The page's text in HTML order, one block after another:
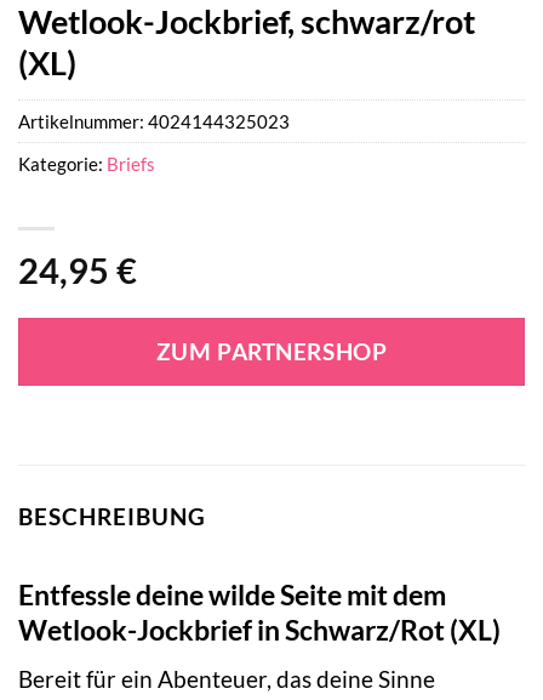
Wetlook-Jockbrief, schwarz/rot
(XL)
24,95 €
ZUM PARTNERSHOP
Artikelnummer: 4024144325023
Kategorie: Briefs
BESCHREIBUNG
Entfessle deine wilde Seite mit dem
Wetlook-Jockbrief in Schwarz/Rot (XL)
Bereit für ein Abenteuer, das deine Sinne